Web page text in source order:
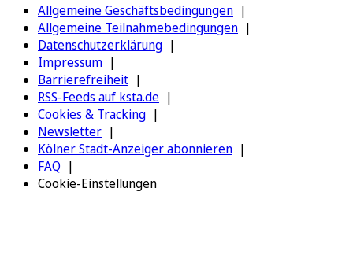
Allgemeine Geschäftsbedingungen
Allgemeine Teilnahmebedingungen
Datenschutzerklärung
Impressum
Barrierefreiheit
RSS-Feeds auf ksta.de
Cookies & Tracking
Newsletter
Kölner Stadt-Anzeiger abonnieren
FAQ
Cookie-Einstellungen